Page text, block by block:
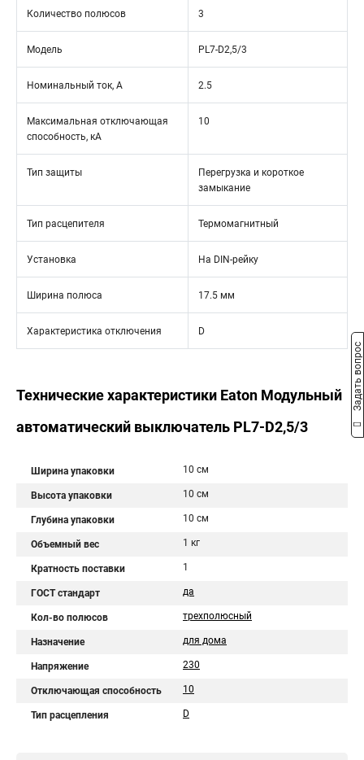
Количество полюсов 3
Модель PL7-D2,5/3
Номинальный ток, А 2.5
Максимальная отключающая
способность, кА
10
Тип защиты
Перегрузка и короткое
замыкание
Тип расцепителя Термомагнитный
Установка На DIN-рейку
Ширина полюса 17.5 мм
Характеристика отключения D
Технические характеристики Eaton Модульный
автоматический выключатель PL7-D2,5/3
Ширина упаковки 10 см
Высота упаковки 10 см
Глубина упаковки 10 см
Объемный вес 1 кг
Кратность поставки 1
ГОСТ стандарт да
Кол-во полюсов трехполюсный
Назначение для дома
Напряжение 230
Отключающая способность 10
Тип расцепления D
Задать вопрос